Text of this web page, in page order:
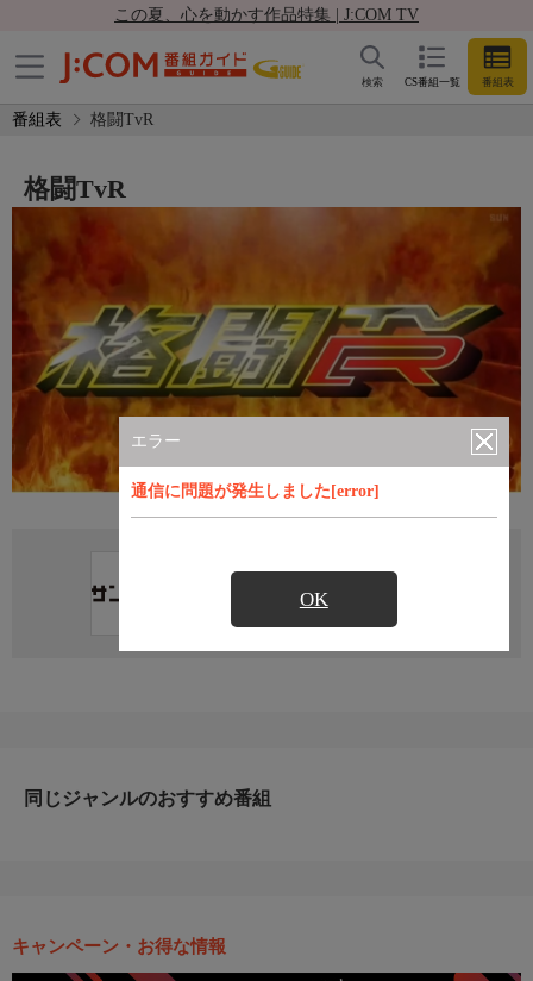
この夏、心を動かす作品特集 | J:COM TV
CS番組一覧 番組表
検索
番組表 格闘TvR
エラー
通信に問題が発生しました[error]
OK
格闘TvR
直近の放送予定はありません
同じジャンルのおすすめ番組
キャンペーン・お得な情報